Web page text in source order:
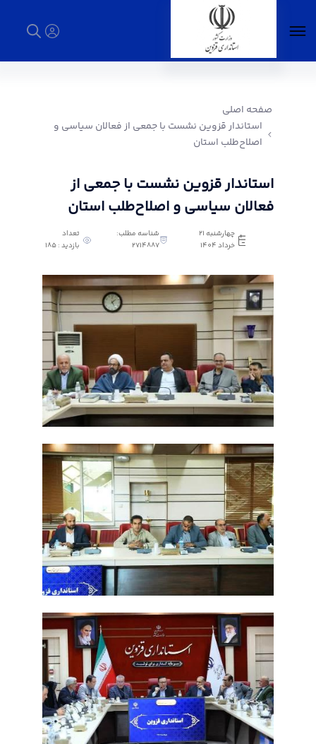
صفحه اصلی
استاندار قزوین نشست با جمعی از فعالان سیاسی و
اصلاح‌طلب استان
استاندار قزوین نشست با جمعی از
فعالان سیاسی و اصلاح‌طلب استان
چهارشنبه 21
خرداد 1404
شناسه مطلب:
2714887
تعداد
بازدید : 185